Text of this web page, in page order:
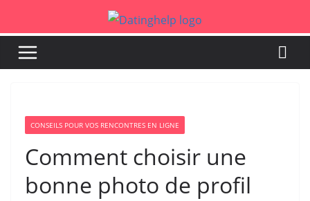
content
CONSEILS POUR VOS RENCONTRES EN LIGNE
Comment choisir une
bonne photo de profil